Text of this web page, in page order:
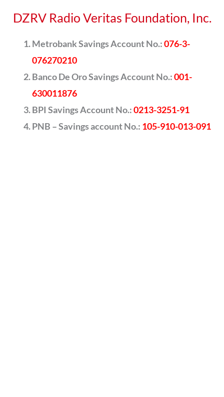
DZRV Radio Veritas Foundation, Inc.
Metrobank Savings Account No.:076-3-
076270210
Banco De Oro Savings Account No.:001-
630011876
BPI Savings Account No.:0213-3251-91
PNB – Savings account No.: 105-910-013-091